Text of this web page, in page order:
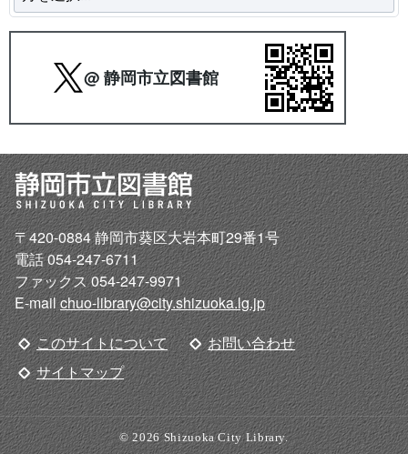
@ 静岡市立図書館
〒420-0884 静岡市葵区大岩本町29番1号
電話 054-247-6711
ファックス 054-247-9971
E-mailchuo-library@city.shizuoka.lg.jp
このサイトについて
お問い合わせ
サイトマップ
© 2026 Shizuoka City Library.